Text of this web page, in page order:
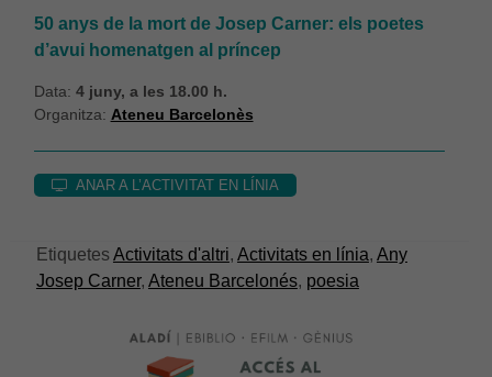
50 anys de la mort de Josep Carner: els poetes
d’avui homenatgen al príncep
Data: 4 juny, a les 18.00 h.
Organitza: Ateneu Barcelonès
ANAR A L’ACTIVITAT EN LÍNIA
EtiquetesActivitats d'altri, Activitats en línia, Any
Josep Carner, Ateneu Barcelonés, poesia
opcionals,
són
necessàries
web.